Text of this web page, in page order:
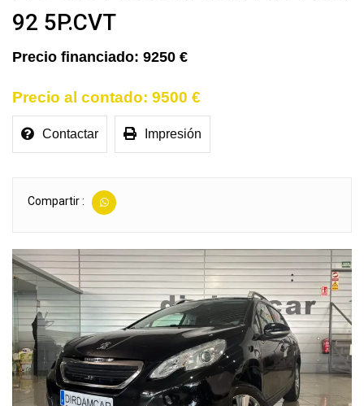
92 5P.CVT
9250 €
9500 €
Contactar Impresión
Compartir :